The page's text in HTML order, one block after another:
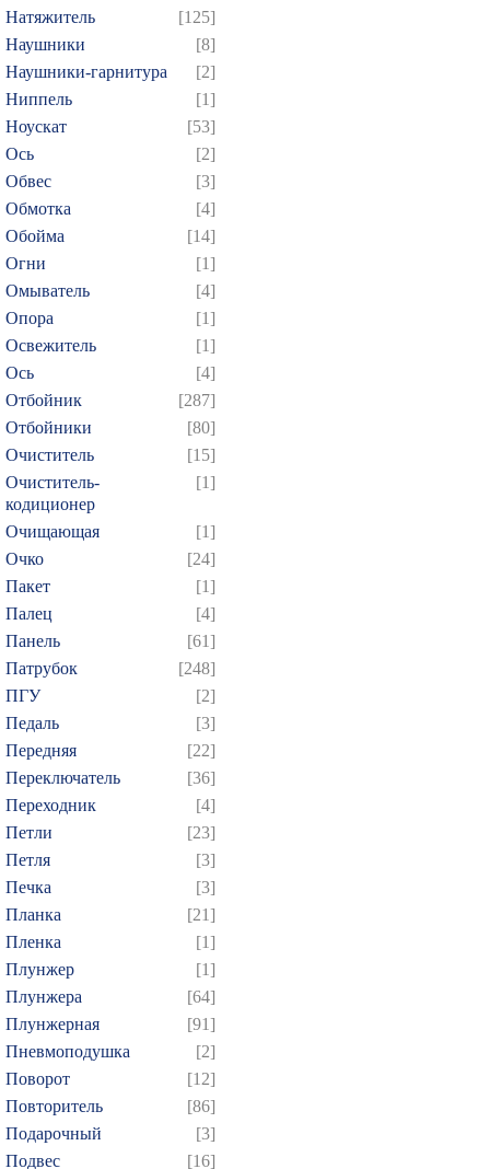
Натяжитель
[125]
Наушники
[8]
Наушники-гарнитура
[2]
Ниппель
[1]
Ноускат
[53]
Оcь
[2]
Обвес
[3]
Обмотка
[4]
Обойма
[14]
Огни
[1]
Омыватель
[4]
Опора
[1]
Освежитель
[1]
Ось
[4]
Отбойник
[287]
Отбойники
[80]
Очиститель
[15]
Очиститель-
кодиционер
[1]
Очищающая
[1]
Очко
[24]
Пакет
[1]
Палец
[4]
Панель
[61]
Патрубок
[248]
ПГУ
[2]
Педаль
[3]
Передняя
[22]
Переключатель
[36]
Переходник
[4]
Петли
[23]
Петля
[3]
Печка
[3]
Планка
[21]
Пленка
[1]
Плунжер
[1]
Плунжера
[64]
Плунжерная
[91]
Пневмоподушка
[2]
Поворот
[12]
Повторитель
[86]
Подарочный
[3]
Подвес
[16]